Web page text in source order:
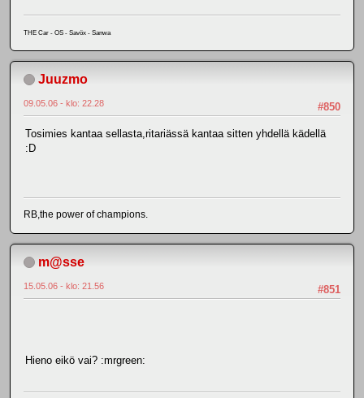
THE Car - OS - Savöx - Sanwa
Juuzmo
#850
09.05.06 - klo: 22.28
Tosimies kantaa sellasta,ritariässä kantaa sitten yhdellä kädellä
:D
RB,the power of champions.
m@sse
#851
15.05.06 - klo: 21.56
Hieno eikö vai? :mrgreen: